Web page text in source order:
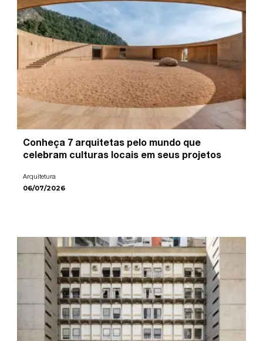
Conheça 7 arquitetas pelo mundo que
celebram culturas locais em seus projetos
Arquitetura
06/07/2026